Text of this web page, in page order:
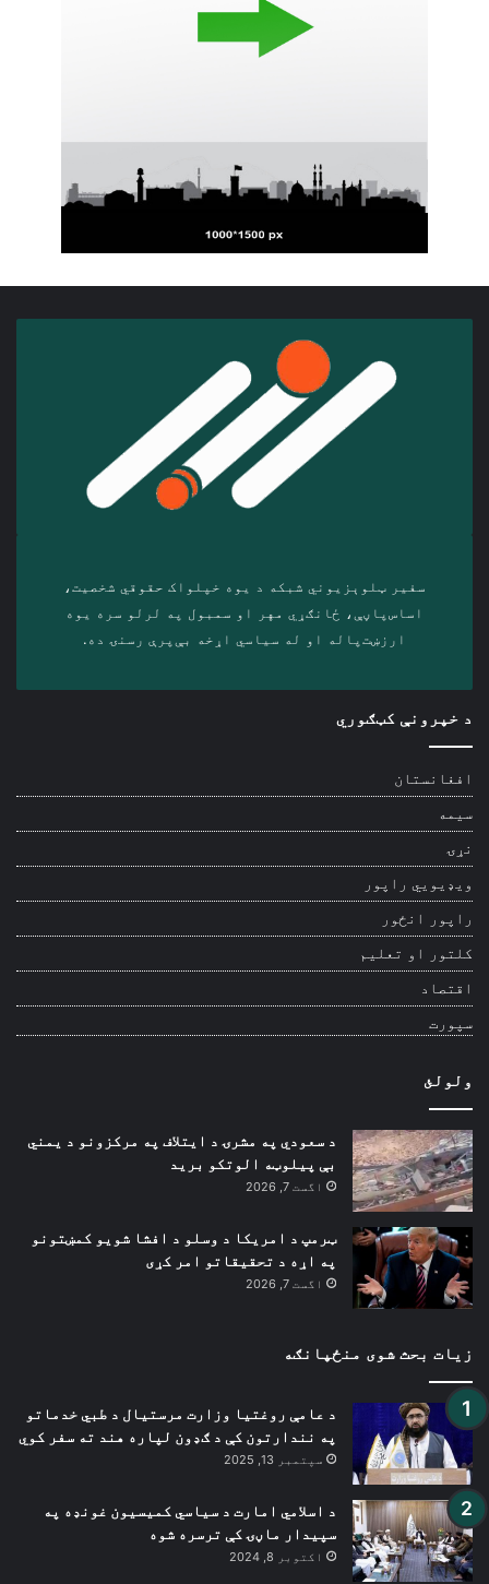
سفیر ټلوېزیوني شبکه د‎ یوه خپلواک حقوقي شخصیت،
اساس‌پاڼې، ځانګړي مهر او سمبول په لرلو سره ‎یوه
ارزښت‌پاله او ‎له سیاسي اړخه بې‌پرې رسنۍ ده.
د خپرونې کټګوري
افغانستان
سیمه
نړۍ
ویډیويي راپور
راپور انځور
کلتور او تعلیم
اقتصاد
سپورت
ولولئ
د سعودي په مشرۍ د ایتلاف په مرکزونو د یمني
بې پیلوټه الوتکو برید
اگست 7, 2026
ټرمپ د امریکا د وسلو د افشا شویو کمښتونو
په اړه د تحقیقاتو امر کړی
اگست 7, 2026
زیات بحث شوی منځپانګه
د عامې روغتیا وزارت مرستیال د طبي خدماتو
په نندارتون کې د ګډون لپاره هند ته سفر کوي
سپتمبر 13, 2025
د اسلامي امارت د سیاسي کمیسیون غونډه په
سپیدار ماڼۍ کې ترسره شوه
اکتوبر 8, 2024